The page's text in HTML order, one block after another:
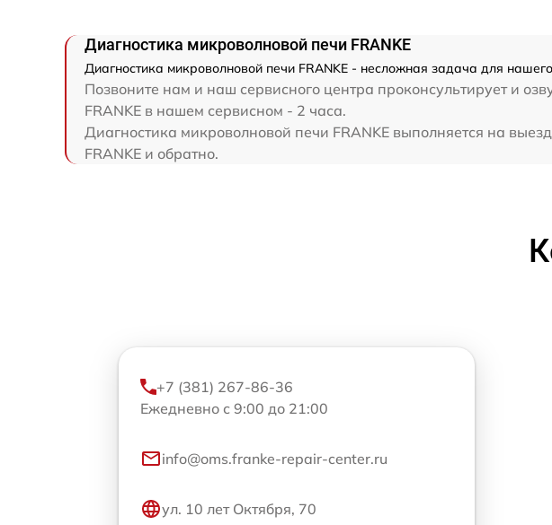
Диагностика микроволновой печи FRANKE
Диагностика микроволновой печи FRANKE - несложная задача для
Позвоните нам и наш сервисного центра проконсультирует и
FRANKE в нашем сервисном - 2 часа.
Диагностика микроволновой печи FRANKE выполняется на
FRANKE и обратно.
+7 (381) 267-86-36
Ежедневно с 9:00 до 21:00
info@oms.franke-repair-center.ru
ул. 10 лет Октября, 70